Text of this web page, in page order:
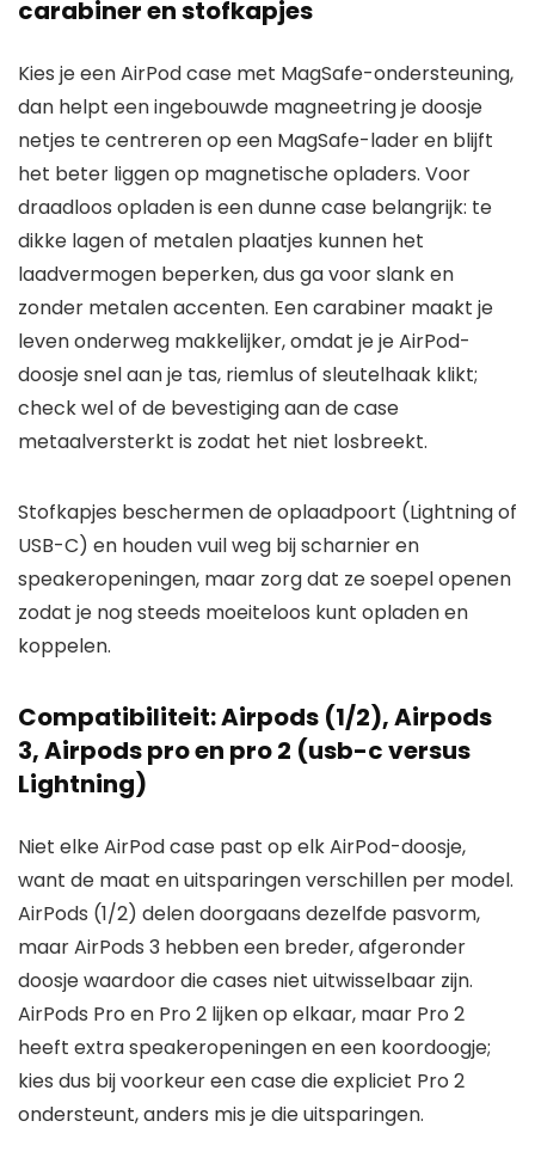
carabiner en stofkapjes
Kies je een AirPod case met MagSafe-ondersteuning,
dan helpt een ingebouwde magneetring je doosje
netjes te centreren op een MagSafe-lader en blijft
het beter liggen op magnetische opladers. Voor
draadloos opladen is een dunne case belangrijk: te
dikke lagen of metalen plaatjes kunnen het
laadvermogen beperken, dus ga voor slank en
zonder metalen accenten. Een carabiner maakt je
leven onderweg makkelijker, omdat je je AirPod-
doosje snel aan je tas, riemlus of sleutelhaak klikt;
check wel of de bevestiging aan de case
metaalversterkt is zodat het niet losbreekt.
Stofkapjes beschermen de oplaadpoort (Lightning of
USB-C) en houden vuil weg bij scharnier en
speakeropeningen, maar zorg dat ze soepel openen
zodat je nog steeds moeiteloos kunt opladen en
koppelen.
Compatibiliteit: Airpods (1/2), Airpods
3, Airpods pro en pro 2 (usb-c versus
Lightning)
Niet elke AirPod case past op elk AirPod-doosje,
want de maat en uitsparingen verschillen per model.
AirPods (1/2) delen doorgaans dezelfde pasvorm,
maar AirPods 3 hebben een breder, afgeronder
doosje waardoor die cases niet uitwisselbaar zijn.
AirPods Pro en Pro 2 lijken op elkaar, maar Pro 2
heeft extra speakeropeningen en een koordoogje;
kies dus bij voorkeur een case die expliciet Pro 2
ondersteunt, anders mis je die uitsparingen.